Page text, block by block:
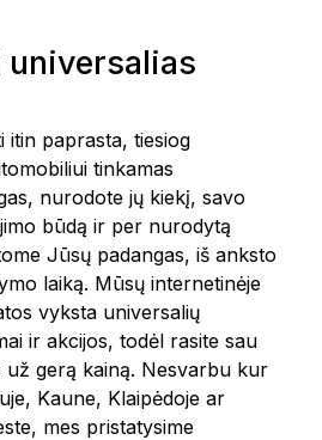
itin paprasta, tiesiog
tinkamas
nurodote jų kiekį, savo
būdą ir per nurodytą
Jūsų padangas, iš anksto
laiką. Mūsų internetinėje
vyksta universalių
ir akcijos, todėl rasite sau
už gerą kainą. Nesvarbu kur
Kaune, Klaipėdoje ar
mes pristatysime